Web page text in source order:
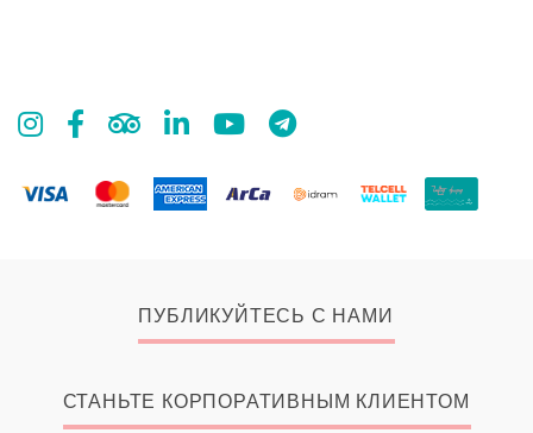
ПУБЛИКУЙТЕСЬ С НАМИ
СТАНЬТЕ КОРПОРАТИВНЫМ КЛИЕНТОМ